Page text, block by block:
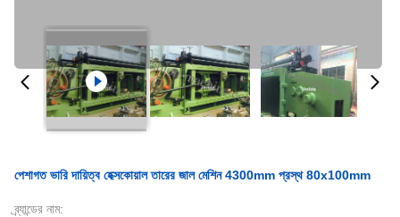
পেশাগত ভারি দায়িত্ব হেক্সকোয়াল তারের জাল মেশিন 4300mm প্রস্থ 80x100mm
ব্র্যান্ডের নাম: